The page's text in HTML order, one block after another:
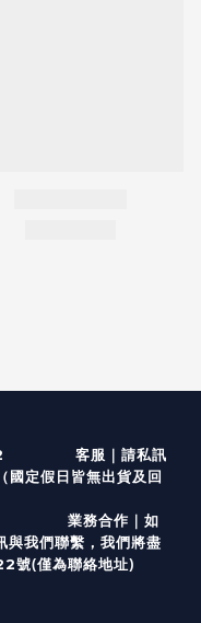
客服 ｜ 請私訊
定假日皆無出貨及回
業務合作｜如
與我們聯繫，我們將盡
號(僅為聯絡地址)